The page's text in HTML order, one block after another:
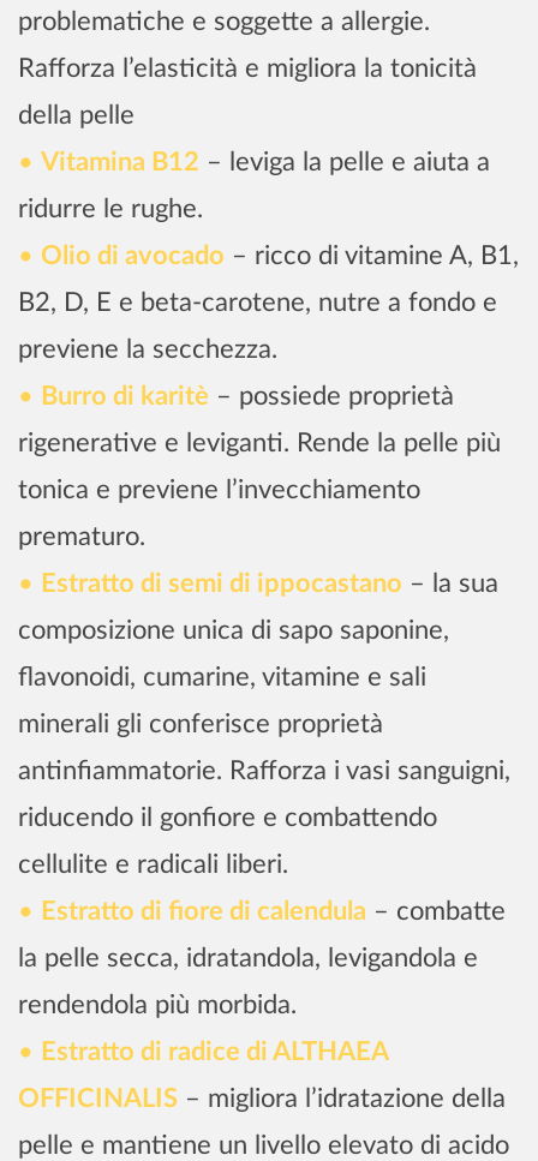
problematiche e soggette a allergie.
Rafforza l’elasticità e migliora la tonicità
della pelle
Vitamina B12 – leviga la pelle e aiuta a
ridurre le rughe.
Olio di avocado – ricco di vitamine A, B1,
B2, D, E e beta-carotene, nutre a fondo e
previene la secchezza.
Burro di karitè – possiede proprietà
rigenerative e leviganti. Rende la pelle più
tonica e previene l’invecchiamento
prematuro.
Estratto di semi di ippocastano – la sua
composizione unica di sapo saponine,
flavonoidi, cumarine, vitamine e sali
minerali gli conferisce proprietà
antinfiammatorie. Rafforza i vasi sanguigni,
riducendo il gonfiore e combattendo
cellulite e radicali liberi.
Estratto di fiore di calendula – combatte
la pelle secca, idratandola, levigandola e
rendendola più morbida.
Estratto di radice di ALTHAEA
OFFICINALIS – migliora l’idratazione della
pelle e mantiene un livello elevato di acido